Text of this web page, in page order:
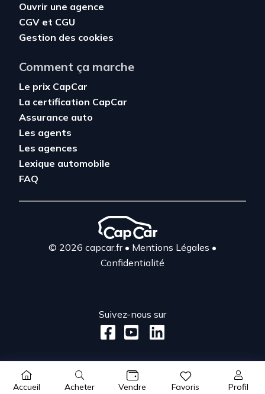
Accueil Acheter Vendre Favoris Profil
Ouvrir une agence
CGV et CGU
Gestion des cookies
Comment ça marche
Le prix CapCar
La certification CapCar
Assurance auto
Les agents
Les agences
Lexique automobile
FAQ
© 2026 capcar.fr• Mentions Légales •
Confidentialité
Suivez-nous sur